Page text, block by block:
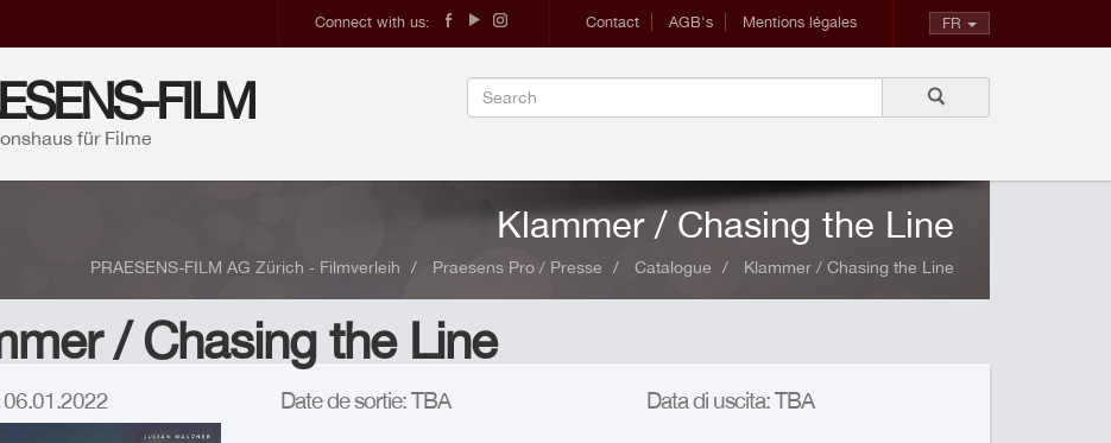
FR
Contact AGB's Mentions légales
Connect with us:
FILM
für Filme
Klammer / Chasing the Line
PRAESENS-FILM AG Zürich - Filmverleih Praesens Pro / Presse Catalogue Klammer / Chasing the Line
/ Chasing the Line
06.01.2022 Date de sortie: TBA Data di uscita: TBA